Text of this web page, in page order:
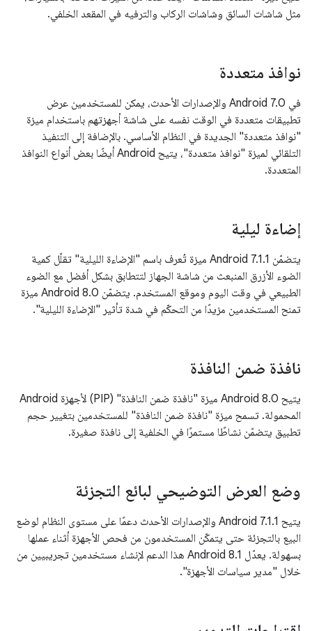
مثل شاشات السائق وشاشات الركاب والترفيه في المقعد الخلفي.
نوافذ متعددة
في Android 7.0 والإصدارات الأحدث، يمكن للمستخدمين عرض
تطبيقات متعددة في الوقت نفسه على شاشة أجهزتهم باستخدام ميزة
"نوافذ متعددة" الجديدة في النظام الأساسي. بالإضافة إلى التنفيذ
التلقائي لميزة "نوافذ متعددة"، يتيح Android أيضًا بعض أنواع النوافذ
المتعددة.
إضاءة ليلية
يتضمّن Android 7.1.1 ميزة تُعرف باسم "الإضاءة الليلية" تقلّل كمية
الضوء الأزرق المنبعث من شاشة الجهاز لتتطابق بشكل أفضل مع الضوء
الطبيعي في وقت اليوم وموقع المستخدم. يتضمّن Android 8.0 ميزة
تمنح المستخدمين مزيدًا من التحكّم في شدة تأثير "الإضاءة الليلية".
نافذة ضمن النافذة
يتيح Android 8.0 ميزة "نافذة ضمن النافذة" (PIP) لأجهزة Android
المحمولة. تسمح ميزة "نافذة ضمن النافذة" للمستخدمين بتغيير حجم
تطبيق يتضمّن نشاطًا مستمرًا في الخلفية إلى نافذة صغيرة.
وضع العرض التوضيحي لبائع التجزئة
يتيح Android 7.1.1 والإصدارات الأحدث دعمًا على مستوى النظام لوضع
البيع بالتجزئة حتى يتمكّن المستخدمون من فحص الأجهزة أثناء عملها
بسهولة. يعدّل Android 8.1 هذا الدعم لإنشاء مستخدمين تجريبيين من
خلال "مدير سياسات الأجهزة".